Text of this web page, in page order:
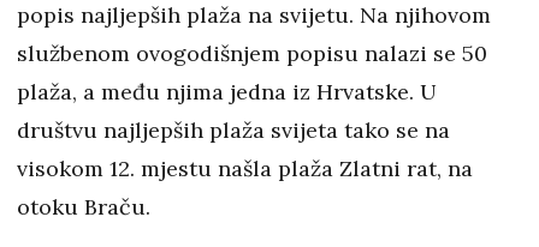
popis najljepših plaža na svijetu. Na njihovom
službenom ovogodišnjem popisu nalazi se 50
plaža, a među njima jedna iz Hrvatske. U
društvu najljepših plaža svijeta tako se na
visokom 12. mjestu našla plaža Zlatni rat, na
otoku Braču.